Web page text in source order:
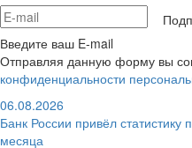
Введите ваш E-mail
Отправляя данную форму вы
конфиденциальности
06.08.2026
Банк России привёл статистику
месяца